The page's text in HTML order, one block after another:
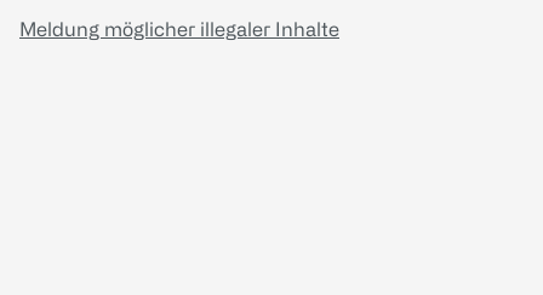
Meldung möglicher illegaler Inhalte